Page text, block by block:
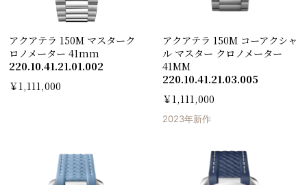
アクアテラ 150M マスターク
ロノメーター 41mm
220.10.41.21.01.002
￥1,111,000
アクアテラ 150 M コーアクシャ
ル マスター クロノメーター
41M M
220.10.41.21.03.005
￥1,111,000
2023年新作